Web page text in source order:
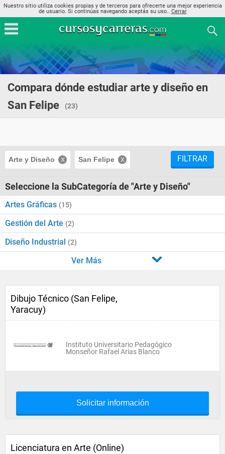
Nuestro sitio utiliza cookies propias y de terceros para ofrecerte una mejor experiencia
de usuario. Si continúas navegando aceptás su uso.. Cerrar
Compara dónde estudiar arte y diseño en
San Felipe
(23)
Arte y Diseño San Felipe FILTRAR
Seleccione la SubCategoría de "Arte y Diseño"
Artes Gráficas (15)
Gestión del Arte (2)
Diseño Industrial (2)
Ver Más
Dibujo Técnico (San Felipe,
Yaracuy)
Instituto Universitario Pedagógico
Monseñor Rafael Arias Blanco
Solicitar información
Licenciatura en Arte (Online)